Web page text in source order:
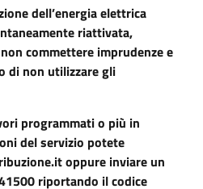
dell’energia elettrica
riattivata,
commettere imprudenze e
di non utilizzare gli
programmati o più in
del servizio potete
oppure inviare un
riportando il codice